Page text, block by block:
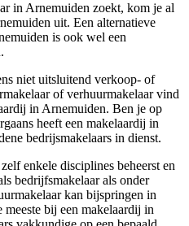
in Arnemuiden zoekt, kom je al
uit. Een alternatieve
is ook wel een
niet uitsluitend verkoop- of
of verhuurmakelaar vind
in Arnemuiden. Ben je op
heeft een makelaardij in
bedrijsmakelaars in dienst.
enkele disciplines beheerst en
bedrijfsmakelaar als onder
kan bijspringen in
bij een makelaardij in